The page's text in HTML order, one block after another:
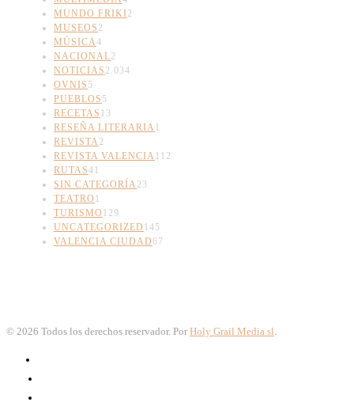
MUNDO FRIKI2
MUSEOS 2
MÚSICA4
NACIONAL2
NOTICIAS 2.034
OVNIS 5
PUEBLOS 5
RECETAS 13
RESEÑA LITERARIA1
REVISTA2
REVISTA VALENCIA112
RUTAS41
SIN CATEGORÍA23
TEATRO 1
TURISMO 129
UNCATEGORIZED 145
VALENCIA CIUDAD67
© 2026 Todos los derechos reservador. Por Holy Grail Media sl